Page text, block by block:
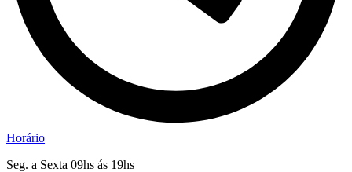
Horário
Seg. a Sexta 09hs ás 19hs